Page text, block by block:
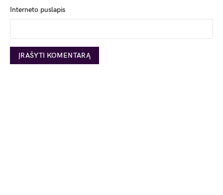
Interneto puslapis